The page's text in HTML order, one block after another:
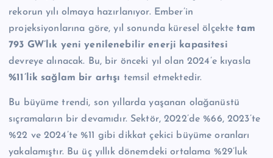
rekorun yılı olmaya hazırlanıyor. Ember’in
projeksiyonlarına göre, yıl sonunda küresel ölçektetam
793 GW’lık yeni yenilenebilir enerji kapasitesi
devreye alınacak. Bu, bir önceki yıl olan 2024’e kıyasla
%11’lik sağlam bir artışı temsil etmektedir.
Bu büyüme trendi, son yıllarda yaşanan olağanüstü
sıçramaların bir devamıdır. Sektör, 2022’de %66, 2023’te
%22 ve 2024’te %11 gibi dikkat çekici büyüme oranları
yakalamıştır. Bu üç yıllık dönemdeki ortalama %29’luk